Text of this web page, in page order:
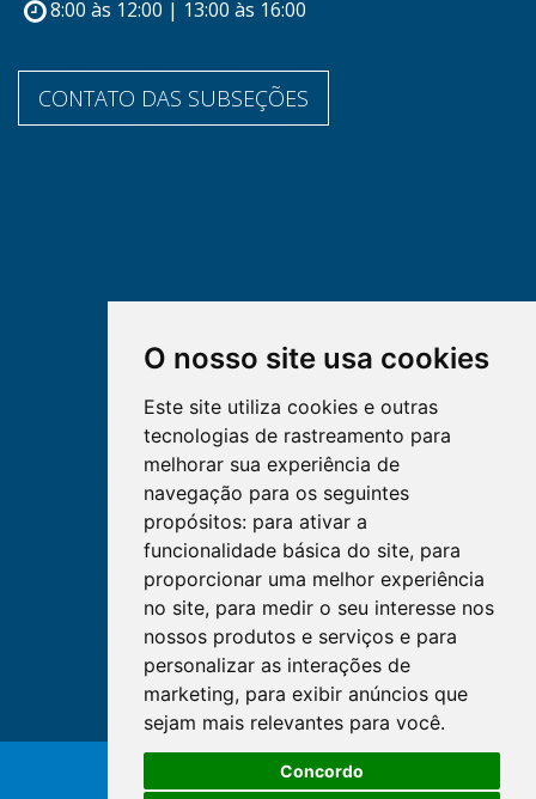
O nosso site usa cookies
Este site utiliza cookies e outras
tecnologias de rastreamento para
melhorar sua experiência de
navegação para os seguintes
propósitos: para ativar a
funcionalidade básica do site, para
proporcionar uma melhor experiência
no site, para medir o seu interesse nos
nossos produtos e serviços e para
personalizar as interações de
marketing, para exibir anúncios que
sejam mais relevantes para você.
Concordo
8:00 às 12:00 | 13:00 às 16:00
CONTATO DAS SUBSEÇÕES